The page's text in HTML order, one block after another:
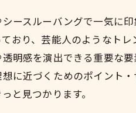
シースルーバングで一気に
ており、芸能人のようなト
透明感を演出できる重要な
想に近づくためのポイント
と見つかります。